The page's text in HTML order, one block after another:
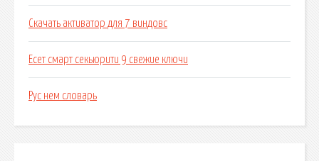
Скачать активатор для 7 виндовс
Есет смарт секьюрити 9 свежие ключи
Рус нем словарь